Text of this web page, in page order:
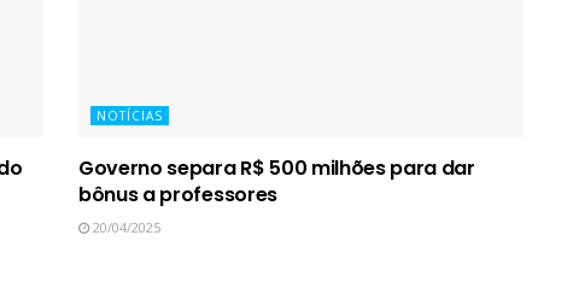
NOTÍCIAS
Governo separa R$ 500 milhões para dar
bônus a professores
20/04/2025